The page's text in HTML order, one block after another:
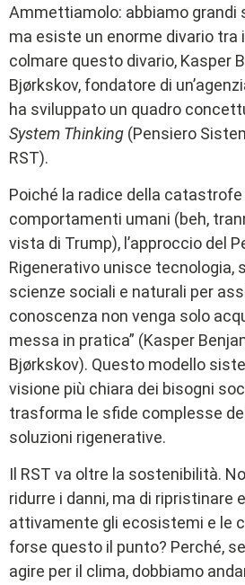
Ammettiamolo: abbiamo grandi
ma esiste un enorme divario tra
colmare questo divario, Kasper
Bjørkskov, fondatore di
ha sviluppato un quadro
System Thinking (Pensiero
RST).
Poiché la radice della
comportamenti umani (beh,
vista di Trump), l’approccio del
Rigenerativo unisce tecnologia,
scienze sociali e naturali per
conoscenza non venga solo
messa in pratica” (Kasper
Bjørkskov). Questo modello
visione più chiara dei bisogni
trasforma le sfide complesse
soluzioni rigenerative.
Il RST va oltre la sostenibilità.
ridurre i danni, ma di ripristinare
attivamente gli ecosistemi e le
forse questo il punto? Perché,
agire per il clima, dobbiamo